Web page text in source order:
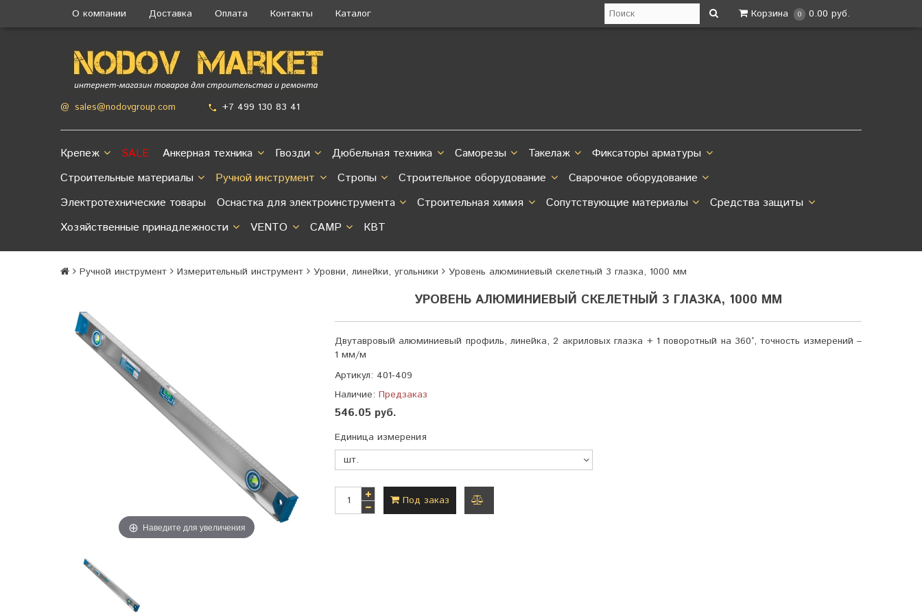
О компании Доставка Оплата Контакты Каталог Корзина 0 0.00 руб.
@ sales@nodovgroup.com +7 499 130 83 41
Крепеж SALE Анкерная техника Гвозди Дюбельная техника Саморезы Такелаж
Фиксаторы арматуры
Строительные материалы
Ручной инструмент Стропы Строительное оборудование
Сварочное оборудование
Электротехнические товары
Оснастка для электроинструмента Строительная химия Сопутствующие материалы
Средства защиты
Хозяйственные принадлежности
VENTO CAMP КВТ
Ручной инструмент Измерительный инструмент Уровни, линейки, угольники Уровень алюминиевый скелетный 3 глазка, 1000 мм
Наведите для увеличения
УРОВЕНЬ АЛЮМИНИЕВЫЙ СКЕЛЕТНЫЙ 3 ГЛАЗКА, 1000 ММ
Двутавровый алюминиевый профиль, линейка, 2 акриловых глазка + 1 поворотный на 360°, точность измерений –
1 мм/м
Артикул: 401-409
Наличие: Предзаказ
546.05 руб.
Единица измерения
Под заказ